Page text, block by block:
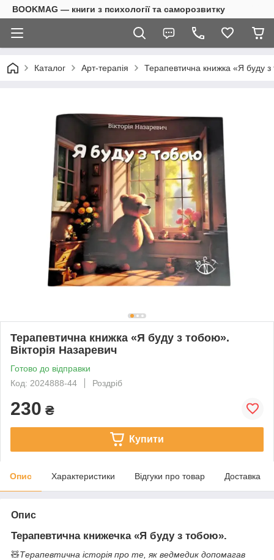
BOOKMAG — книги з психології та саморозвитку
Каталог Арт-терапія Терапевтична книжка «Я буду з
Терапевтична книжка «Я буду з тобою».
Вікторія Назаревич
Готово до відправки
Код: 2024888-44
Роздріб
230 ₴
Купити
Опис Характеристики Відгуки про товар Доставка
Опис
Терапевтична книжечка «Я буду з тобою».
🧸Терапевтична історія про те, як ведмедик допомагав